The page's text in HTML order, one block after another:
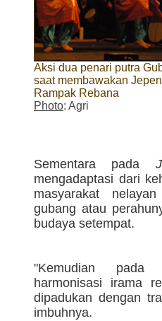
Aksi dua penari putra
saat membawakan Jepen
Rampak Rebana
Photo: Agri
Sementara pada
mengadaptasi dari
masyarakat
gubang atau
budaya setempat.
"Kemudian
harmonisasi irama
dipadukan dengan
imbuhnya.